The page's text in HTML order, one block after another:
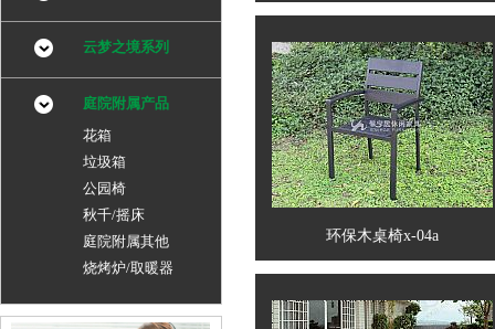
云梦之境系列
庭院附属产品
花箱
垃圾箱
公园椅
秋千/摇床
庭院附属其他
烧烤炉/取暖器
环保木桌椅x-04a